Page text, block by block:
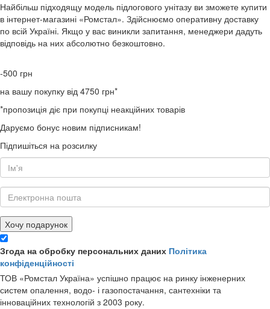
Найбільш підходящу модель підлогового унітазу ви зможете купити
в інтернет-магазині «Ромстал». Здійснюємо оперативну доставку
по всій Україні. Якщо у вас виникли запитання, менеджери дадуть
відповідь на них абсолютно безкоштовно.
-500 грн
на вашу покупку від 4750 грн*
*пропозиція діє при покупці неакційних товарів
Даруємо бонус новим підписникам!
Підпишіться на розсилку
Хочу подарунок
Згода на обробку персональних даних Політика
конфіденційності
ТОВ «Ромстал Україна» успішно працює на ринку інженерних
систем опалення, водо- і газопостачання, сантехніки та
інноваційних технологій з 2003 року.